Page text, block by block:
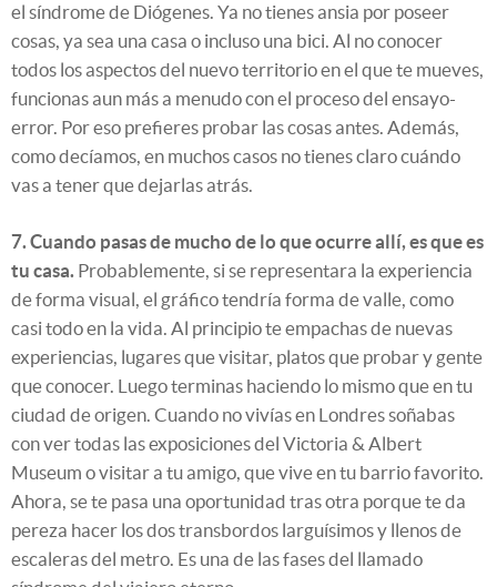
el síndrome de Diógenes. Ya no tienes ansia por poseer
cosas, ya sea una casa o incluso una bici. Al no conocer
todos los aspectos del nuevo territorio en el que te mueves,
funcionas aun más a menudo con el proceso del ensayo-
error. Por eso prefieres probar las cosas antes. Además,
como decíamos, en muchos casos no tienes claro cuándo
vas a tener que dejarlas atrás.
7. Cuando pasas de mucho de lo que ocurre allí, es que es
tu casa. Probablemente, si se representara la experiencia
de forma visual, el gráfico tendría forma de valle, como
casi todo en la vida. Al principio te empachas de nuevas
experiencias, lugares que visitar, platos que probar y gente
que conocer. Luego terminas haciendo lo mismo que en tu
ciudad de origen. Cuando no vivías en Londres soñabas
con ver todas las exposiciones del Victoria & Albert
Museum o visitar a tu amigo, que vive en tu barrio favorito.
Ahora, se te pasa una oportunidad tras otra porque te da
pereza hacer los dos transbordos larguísimos y llenos de
escaleras del metro. Es una de las fases del llamado